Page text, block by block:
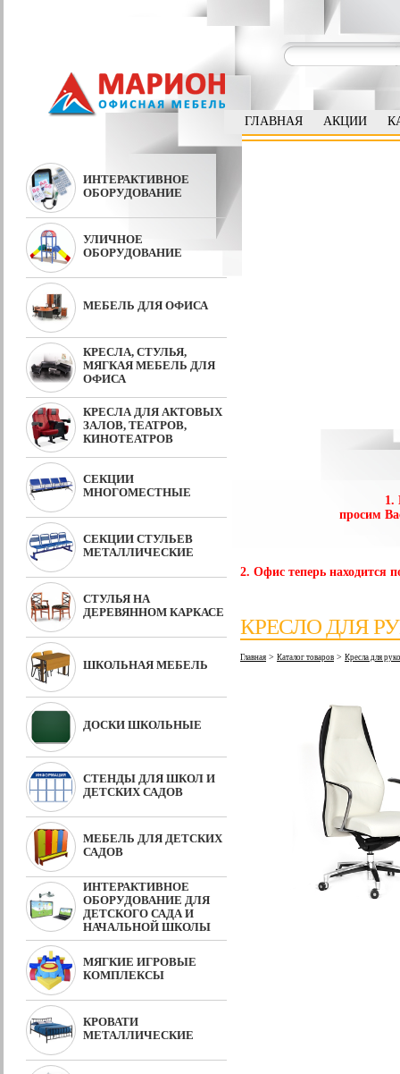
ГЛАВНАЯ АКЦИИ
ИНТЕРАКТИВНОЕ
ОБОРУДОВАНИЕ
УЛИЧНОЕ
ОБОРУДОВАНИЕ
МЕБЕЛЬ ДЛЯ ОФИСА
КРЕСЛА, СТУЛЬЯ,
МЯГКАЯ МЕБЕЛЬ ДЛЯ
ОФИСА
КРЕСЛА ДЛЯ АКТОВЫХ
ЗАЛОВ, ТЕАТРОВ,
КИНОТЕАТРОВ
СЕКЦИИ
МНОГОМЕСТНЫЕ
СЕКЦИИ СТУЛЬЕВ
МЕТАЛЛИЧЕСКИЕ
СТУЛЬЯ НА
ДЕРЕВЯННОМ КАРКАСЕ
ШКОЛЬНАЯ МЕБЕЛЬ
ДОСКИ ШКОЛЬНЫЕ
СТЕНДЫ ДЛЯ ШКОЛ И
ДЕТСКИХ САДОВ
МЕБЕЛЬ ДЛЯ ДЕТСКИХ
САДОВ
ИНТЕРАКТИВНОЕ
ОБОРУДОВАНИЕ ДЛЯ
ДЕТСКОГО САДА И
НАЧАЛЬНОЙ ШКОЛЫ
МЯГКИЕ ИГРОВЫЕ
КОМПЛЕКСЫ
КРОВАТИ
МЕТАЛЛИЧЕСКИЕ
1.
просим
2. Офис теперь находится
КРЕСЛО ДЛЯ
Главная > Каталог товаров > Кресла для